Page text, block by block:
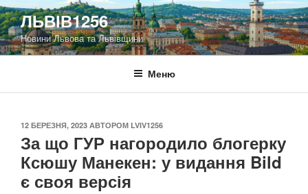
Перейти
до
вмісту
ЛЬВІВ1256
Новини Львова та Львівщини
Меню
ОПУБЛІКОВАНО
12 БЕРЕЗНЯ, 2023 АВТОРОМ LVIV1256
За що ГУР нагородило блогерку
Ксюшу Манекен: у видання Bild
є своя версія